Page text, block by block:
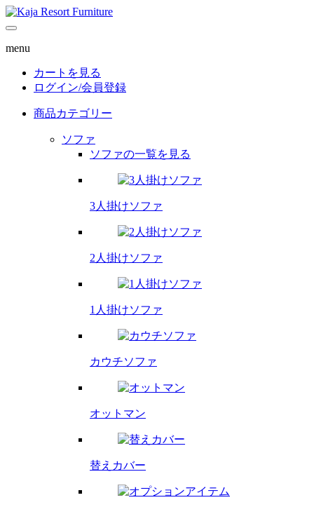
menu
カートを見る
ログイン/会員登録
商品カテゴリー
ソファ
ソファの一覧を見る
3人掛けソファ
2人掛けソファ
1人掛けソファ
カウチソファ
オットマン
替えカバー